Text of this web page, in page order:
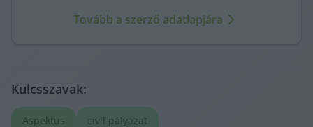
Tovább a szerző adatlapjára
Kulcsszavak:
Aspektus civil pályázat